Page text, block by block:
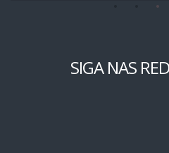
SIGA NAS